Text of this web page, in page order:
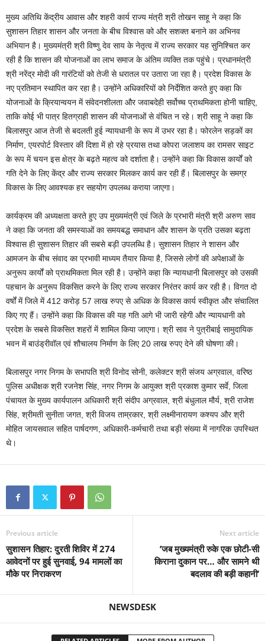
मुख्य अतिथि केंद्रीय आवास और शहरी कार्य राज्य मंत्री श्री तोखन साहू ने कहा कि
सुशासन तिहार शासन और जनता के बीच विश्वास को और सशक्त बनाने का अभिनव
अभियान है। मुख्यमंत्री श्री विष्णु देव साय के नेतृत्व में राज्य सरकार यह सुनिश्चित कर
रही है कि शासन की योजनाओं का लाभ समाज के अंतिम व्यक्ति तक पहुंचे। प्रधानमंत्री
श्री नरेंद्र मोदी की गारंटियों को तेजी से धरातल पर उतारा जा रहा है। प्रदेश विकास के
नए प्रतिमान स्थापित कर रहा है। उन्होंने अधिकारियों को निर्देशित करते हुए कहा कि
योजनाओं के क्रियान्वयन में संवेदनशीलता और जवाबदेही सर्वोच्च प्राथमिकता होनी चाहिए,
ताकि कोई भी पात्र हितग्राही शासन की योजनाओं से वंचित न रहे। श्री साहू ने कहा कि
बिलासपुर आज तेजी से बदलती हुई न्यायधानी के रूप में उभर रहा है। फोरलेन सड़कों का
निर्माण, एयरपोर्ट विस्तार की दिशा में हो रहे प्रयास तथा कोपरा जलाशय का रामसर साइट
के रूप में चयन इस क्षेत्र के बढ़ते महत्व को दर्शाता है। उन्होंने कहा कि विकास कार्यों को
गति देने के लिए केंद्र और राज्य सरकार मिलकर कार्य कर रही हैं। बिलासपुर के समग्र
विकास के लिए आवश्यक हर सहयोग उपलब्ध कराया जाएगा।
कार्यक्रम की अध्यक्षता करते हुए उप मुख्यमंत्री एवं जिले के प्रभारी मंत्री श्री अरुण साव
ने कहा कि जनता की समस्याओं का समयबद्ध समाधान और शासन के प्रति उसका बढ़ता
विश्वास ही सुशासन तिहार की सबसे बड़ी उपलब्धि है। सुशासन तिहार ने शासन और
आमजन के बीच संवाद का प्रभावी माध्यम तैयार किया है, जिससे लोगों की अपेक्षाओं के
अनुरूप कार्यों को प्राथमिकता मिल रही है। उन्होंने कहा कि न्यायधानी बिलासपुर को उसकी
पहचान के अनुरूप विकसित करने के लिए राज्य सरकार निरंतर कार्य कर रही है। विगत दो
वर्षों में जिले में 412 करोड़ 57 लाख रुपए से अधिक के विकास कार्य स्वीकृत और संचालित
किए गए हैं। उन्होंने कहा कि विकास की यह गति आगे भी जारी रहेगी और न्यायधानी को
प्रदेश के सबसे विकसित शहरों में शामिल किया जाएगा। श्री साव ने पुत्रीबाई सामुदायिक
भवन में बाउंड्रीवॉल एवं शौचालय निर्माण के लिए 20 लाख रुपए देने की घोषणा की।
बिलासपुर नगर निगम के सभापति श्री विनोद सोनी, कलेक्टर श्री संजय अग्रवाल, वरिष्ठ
पुलिस अधीक्षक श्री रजनेश सिंह, नगर निगम के आयुक्त श्री प्रकाश कुमार सर्वे, जिला
पंचायत के मुख्य कार्यपालन अधिकारी श्री संदीप अग्रवाल, श्री बंधुलाल मौर्य, श्री राजेश
सिंह, श्रीमती सुनीता जगत, श्री विजय ताम्रकार, श्री लक्ष्मीनारायण कश्यप और श्री
मोहित जायसवाल सहित पार्षदगण, अधिकारी-कर्मचारी तथा बड़ी संख्या में नागरिक उपस्थित
थे।
Previous article
सुशासन तिहार: दुरती शिविर में 274
आवेदनों पर हुई सुनवाई, 94 मामलों का
मौके पर निराकरण
Next article
’जब मुख्यमंत्री रुके एक छोटी-सी
किराना दुकान पर… और सामने थी
बदलाव की बड़ी कहानी’
NEWSDESK